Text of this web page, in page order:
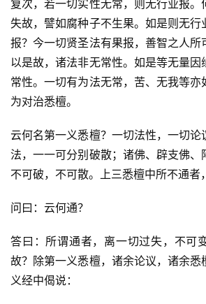
复次，若一切实性无常，则无行业报。
失故，譬如腐种子不生果。如是则无行
报？今一切贤圣法有果报，善智之人所
以是故，诸法非无常性。如是等无量
常性。一切有为法无常，苦、无我等亦
为对治悉檀。
云何名第一义悉檀？一切法性，一切论
法，一一可分别破散；诸佛、辟支佛、
不可破，不可散。上三悉檀中所不通者
问曰：云何通？
答曰：所谓通者，离一切过失，不可
故？除第一义悉檀，诸余论议，诸余悉
义经中偈说：